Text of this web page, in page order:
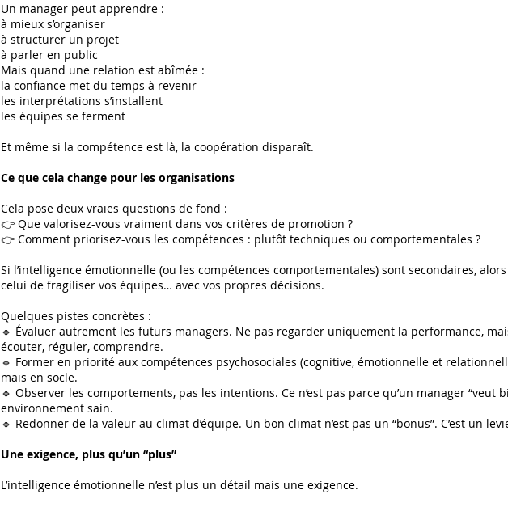
Un manager peut apprendre :
à mieux s’organiser
à structurer un projet
à parler en public
Mais quand une relation est abîmée :
la confiance met du temps à revenir
les interprétations s’installent
les équipes se ferment
Et même si la compétence est là, la coopération disparaît.
Ce que cela change pour les organisations
Cela pose deux vraies questions de fond :
👉 Que valorisez-vous vraiment dans vos critères de promotion ?
👉 Comment priorisez-vous les compétences : plutôt techniques ou comportementales ?
Si l’intelligence émotionnelle (ou les compétences comportementales) sont secondaires,
celui de fragiliser vos équipes… avec vos propres décisions.
Quelques pistes concrètes :
🔹 Évaluer autrement les futurs managers. Ne pas regarder uniquement la performance,
écouter, réguler, comprendre.
🔹 Former en priorité aux compétences psychosociales (cognitive, émotionnelle et
mais en socle.
🔹 Observer les comportements, pas les intentions. Ce n’est pas parce qu’un manager “veut
environnement sain.
🔹 Redonner de la valeur au climat d’équipe. Un bon climat n’est pas un “bonus”. C’est un
Une exigence, plus qu’un “plus”
L’intelligence émotionnelle n’est plus un détail mais une exigence.